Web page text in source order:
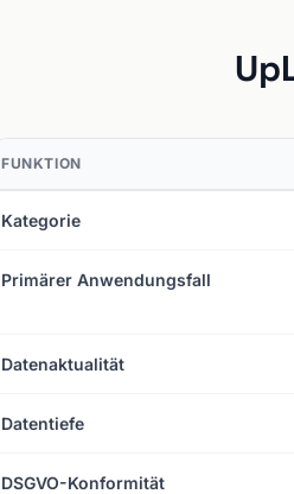
FUNKTION
Kategorie
Primärer Anwendungsfall
Datenaktualität
Datentiefe
DSGVO-Konformität